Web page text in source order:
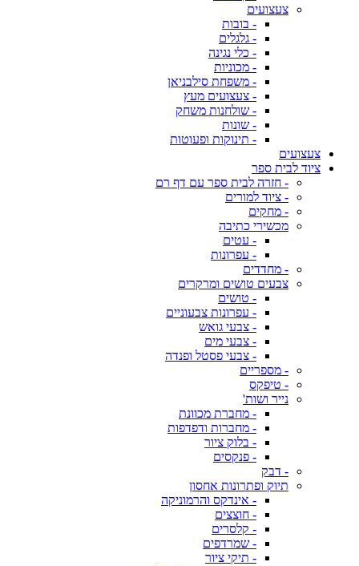
צעצועים
- בובות
- גלגלים
- כלי נגינה
- מכוניות
- משפחת סילבניאן
- צעצועים מעץ
- שולחנות משחק
- שונות
- תינוקות ופעוטות
צעצועים
ציוד לבית ספר
- חזרה לבית ספר עם דף רם
- ציוד למורים
- מחקים
מכשירי כתיבה
- עטים
- עפרונות
- מחדדים
צבעים טושים ומרקרים
- טושים
- עפרונות צבעוניים
- צבעי גואש
- צבעי מים
- צבעי פסטל ופנדה
- מספריים
- טיפקס
נייר ושות'
- מחברת מכוונת
- מחברות ודפדפות
- בלוק ציור
- פנקסים
- דבק
תיוק ופתרונות אחסון
- אינדקס והרמוניקה
- חוצצים
- קלסרים
- שמרדפים
- תיקי ציור